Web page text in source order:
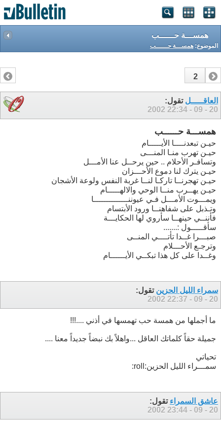
همســـة حــــــب
الموضوع: همســـة حــــــب
1
2
العاقـــــل تقول:
20 - 09 - 2002
22:34
همســـة حــــــب
حيـن تبعدنــــا الأيـــــام
حيـن تهرب منـا المنـــى
وتسافـر الأحلام .. حين يرحــل عنا الأمـــل
حيـن يترك لنا دموع الأحـــزان
حيـن تهجرنــا تاركـا لنــا غربة النفس ولوعة الأشجان
حيـن يهــرب منــا الوحي والالهـــــام
ويمـــوت الأمـــل فـي عيوننــــــــــــــا
وتـذبل على شفاهنــا ورود الأبتسام
فأننــي حينهــا سأروي لها الحكايـــة
سأقـــــول :.......
صبـــرا غــدا تأتــــي المنــى
وترجـع الأحـــلام
وغــدا على كل هذا تبكــي الأيــــــام
سمراء الليل الحزين تقول:
20 - 09 - 2002
22:37
ما أجملها من همسة حب تهمسها في أذني ....!!!
جميلة حقاً كلماتك العاقل ...واهلاً بك نبضاً جديداً معنا ....
تحياتي
سمـــراء الليل الحزين:roll:
عاشق السمراء تقول:
20 - 09 - 2002
23:44